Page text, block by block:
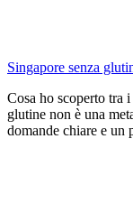
Singapore senza
Cosa ho scoperto tra
glutine non è una
domande chiare e un